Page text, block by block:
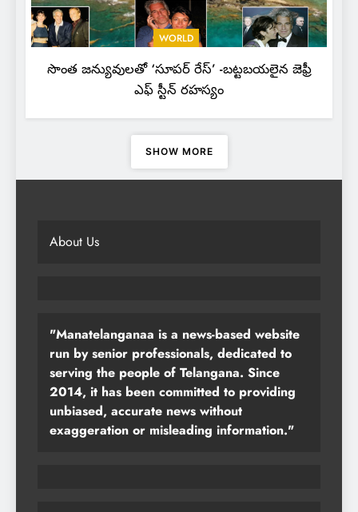
WORLD
సొంత జన్యువులతో ‘సూపర్ రేస్’ -బట్టబయలైన జెఫ్రీ
ఎఫ్ స్టీన్ రహస్యం
SHOW MORE
About Us
"Manatelanganaa is a news-based website
run by senior professionals, dedicated to
serving the people of Telangana. Since
2014, it has been committed to providing
unbiased, accurate news without
exaggeration or misleading information."